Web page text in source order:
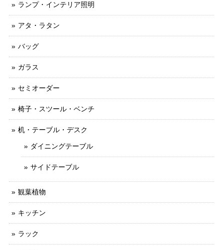
ランプ・インテリア照明
アタ・ラタン
バッグ
ガラス
セミオーダー
椅子・スツール・ベンチ
机・テーブル・デスク
ダイニングテーブル
サイドテーブル
観葉植物
キッチン
ラック